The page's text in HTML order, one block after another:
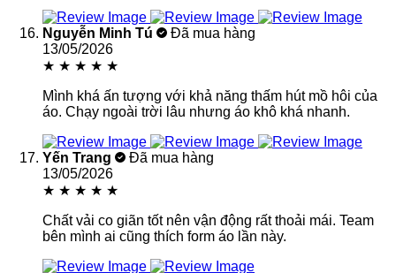
Nguyễn Minh Tú
Đã mua hàng
13/05/2026
★ ★ ★ ★ ★
Mình khá ấn tượng với khả năng thấm hút mồ hôi của
áo. Chạy ngoài trời lâu nhưng áo khô khá nhanh.
Yến Trang
Đã mua hàng
13/05/2026
★ ★ ★ ★ ★
Chất vải co giãn tốt nên vận động rất thoải mái. Team
bên mình ai cũng thích form áo lần này.